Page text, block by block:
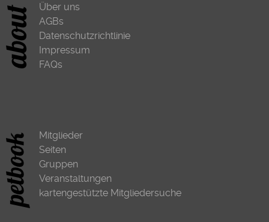
Über uns
AGBs
Datenschutzrichtlinie
Impressum
FAQs
Mitglieder
Seiten
Gruppen
Veranstaltungen
kartengestützte Mitgliedersuche